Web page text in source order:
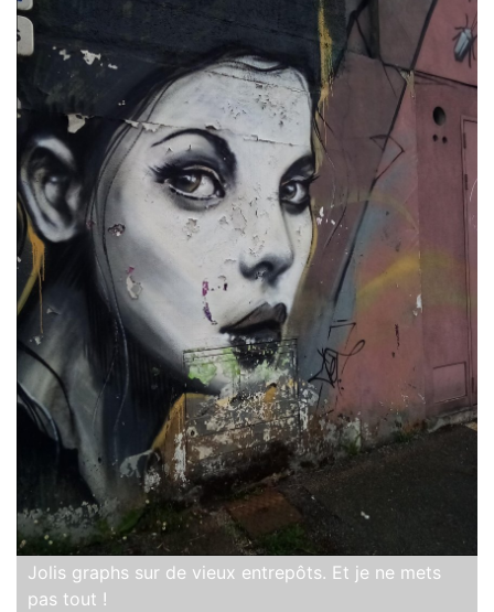
Jolis graphs sur de vieux entrepôts. Et je ne mets
pas tout !